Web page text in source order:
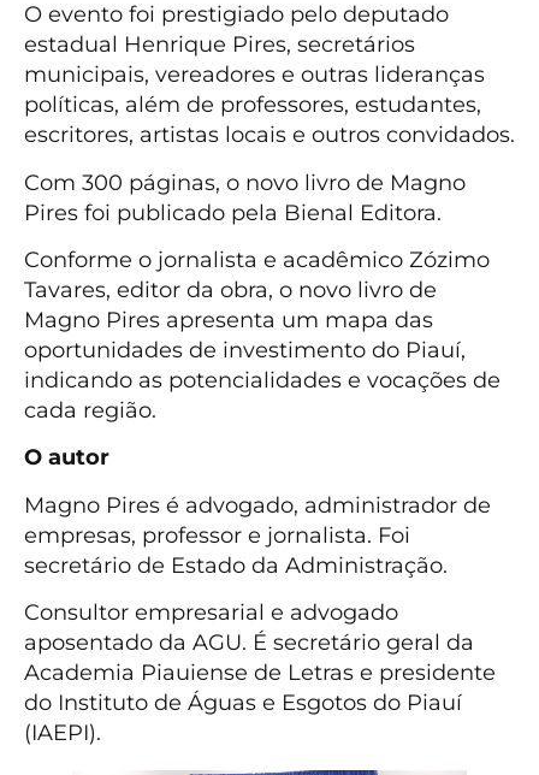
O evento foi prestigiado pelo deputado
estadual Henrique Pires, secretários
municipais, vereadores e outras lideranças
políticas, além de professores, estudantes,
escritores, artistas locais e outros convidados.
Com 300 páginas, o novo livro de Magno
Pires foi publicado pela Bienal Editora.
Conforme o jornalista e acadêmico Zózimo
Tavares, editor da obra, o novo livro de
Magno Pires apresenta um mapa das
oportunidades de investimento do Piauí,
indicando as potencialidades e vocações de
cada região.
O autor
Magno Pires é advogado, administrador de
empresas, professor e jornalista. Foi
secretário de Estado da Administração.
Consultor empresarial e advogado
aposentado da AGU. É secretário geral da
Academia Piauiense de Letras e presidente
do Instituto de Águas e Esgotos do Piauí
(IAEPI).